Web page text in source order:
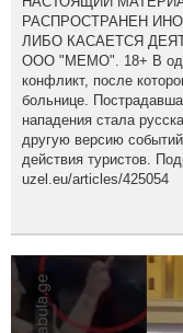
РАСПРОСТРАНЕН
ЛИБО КАСАЕТСЯ
ООО "МЕМО". 18+ В
конфликт, после
больнице.
нападения стала
другую версию
действия туристов.
uzel.eu/articles/425054